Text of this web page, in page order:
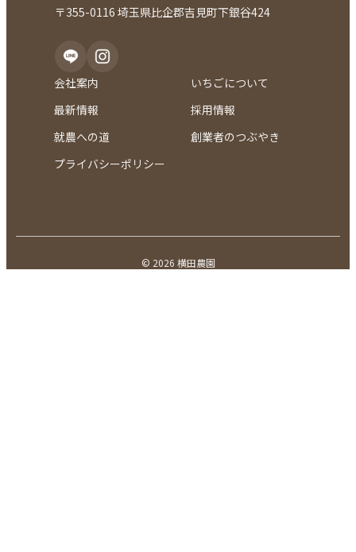
〒355-0116 埼玉県比企郡吉見町下銀谷424
会社案内
いちごについて
最新情報
採用情報
就農への道
創業者のつぶやき
プライバシーポリシー
© 2026 横田農園